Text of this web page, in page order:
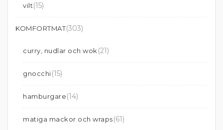
vilt(15)
KOMFORTMAT(303)
curry, nudlar och wok (21)
gnocchi(15)
hamburgare(14)
matiga mackor och wraps(61)